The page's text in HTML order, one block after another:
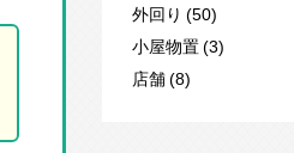
外回り (50)
小屋物置 (3)
店舗 (8)